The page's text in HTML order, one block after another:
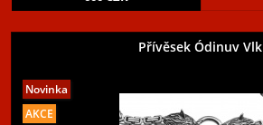
Přívěsek Ódinuv Vlk